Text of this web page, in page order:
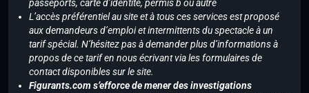
passeports, carte d’identité, permis b ou autre
L’accès préférentiel au site et à tous ces services est proposé
aux demandeurs d’emploi et intermittents du spectacle à un
tarif spécial. N’hésitez pas à demander plus d’informations à
propos de ce tarif en nous écrivant via les formulaires de
contact disponibles sur le site.
Figurants.com s’efforce de mener des investigations